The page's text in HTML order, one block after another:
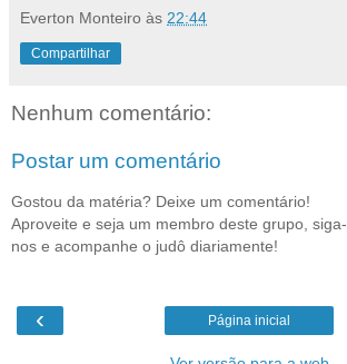
Everton Monteiro às 22:44
Compartilhar
Nenhum comentário:
Postar um comentário
Gostou da matéria? Deixe um comentário!
Aproveite e seja um membro deste grupo, siga-
nos e acompanhe o judô diariamente!
‹ Página inicial